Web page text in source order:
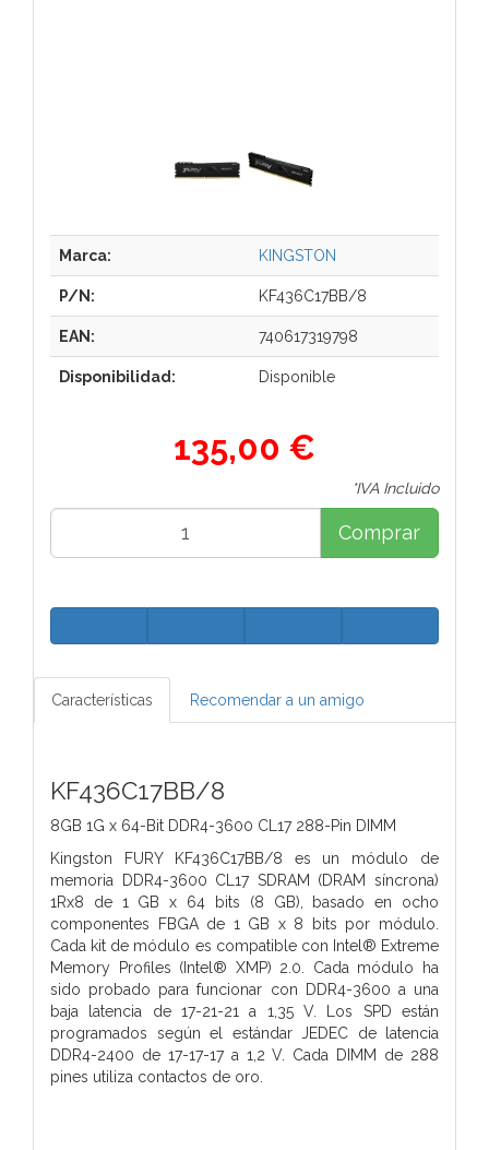
Marca: KINGSTON
P/N: KF436C17BB/8
EAN: 740617319798
Disponibilidad: Disponible
135,00 €
*IVA Incluido
Comprar
Características Recomendar a un amigo
KF436C17BB/8
8GB 1G x 64-Bit DDR4-3600 CL17 288-Pin DIMM
Kingston FURY KF436C17BB/8 es un módulo de
memoria DDR4-3600 CL17 SDRAM (DRAM síncrona)
1Rx8 de 1 GB x 64 bits (8 GB), basado en ocho
componentes FBGA de 1 GB x 8 bits por módulo.
Cada kit de módulo es compatible con Intel® Extreme
Memory Profiles (Intel® XMP) 2.0. Cada módulo ha
sido probado para funcionar con DDR4-3600 a una
baja latencia de 17-21-21 a 1,35 V. Los SPD están
programados según el estándar JEDEC de latencia
DDR4-2400 de 17-17-17 a 1,2 V. Cada DIMM de 288
pines utiliza contactos de oro.